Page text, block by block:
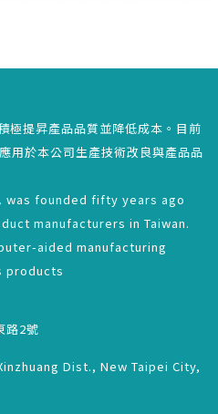
極提昇產品品質並降低成本。目前
用於本公司生產技術改良與產品品
was founded fifty years ago
manufacturers in Taiwan.
aided manufacturing
products
路2號
Dist., New Taipei City,